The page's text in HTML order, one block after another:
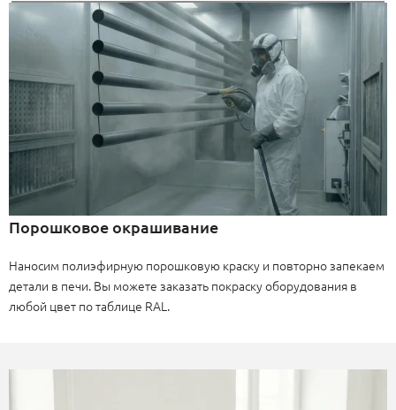
Порошковое окрашивание
Наносим полиэфирную порошковую краску и повторно запекаем
детали в печи. Вы можете заказать покраску оборудования в
любой цвет по таблице RAL.